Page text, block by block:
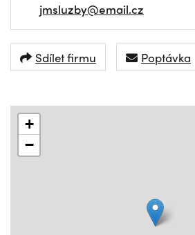
jmsluzby@email.cz
Sdílet firmu Poptávka
+
−